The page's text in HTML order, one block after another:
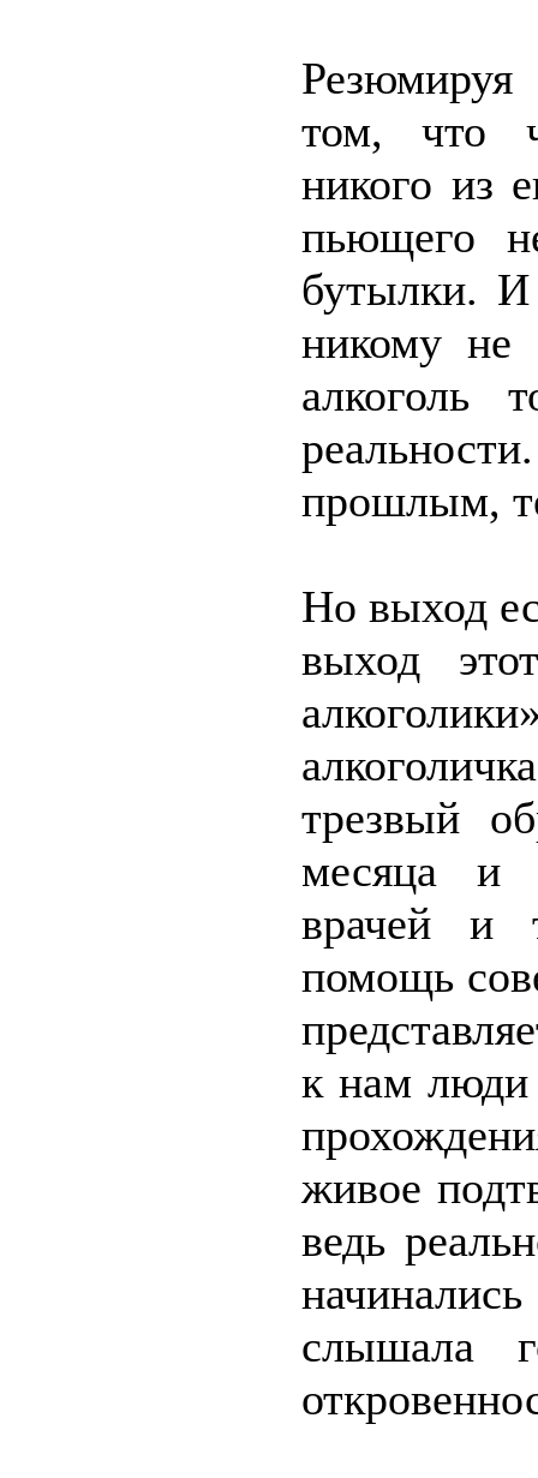
том, что
никого из
пьющего
бутылки.
никому не
алкоголь
прошлым,
Но выход
выход
трезвый
месяца и
врачей и
помощь
к нам люди
живое
ведь
слышала